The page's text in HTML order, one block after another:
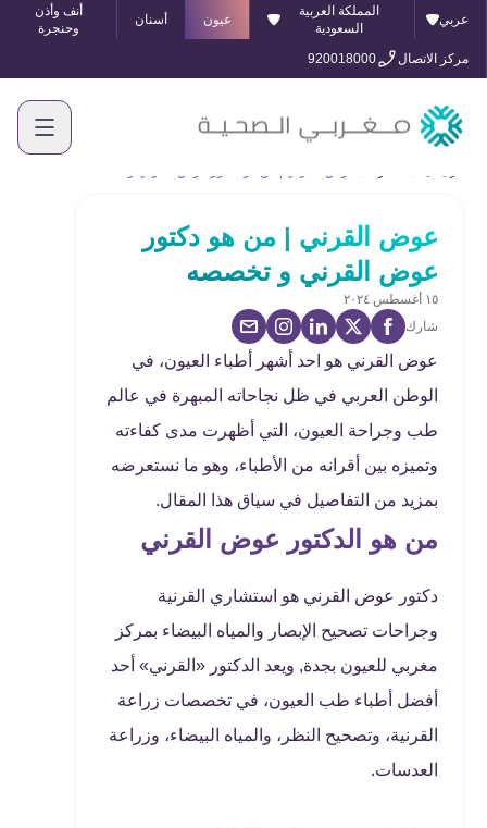
عربي
المملكة العربية
السعودية
عيون أسنان
أنف وأذن
وحنجرة
مركز الاتصال
920018000
عوض القرني | من هو دكتور
عوض القرني و تخصصه
١٥ أغسطس ٢٠٢٤
شارك
عوض القرني هو احد أشهر أطباء العيون، في
الوطن العربي في ظل نجاحاته المبهرة في عالم
طب وجراحة العيون، التي أظهرت مدى كفاءته
وتميزه بين أقرانه من الأطباء، وهو ما نستعرضه
بمزيد من التفاصيل في سياق هذا المقال.
من هو الدكتور عوض القرني
دكتور عوض القرني هو استشاري القرنية
وجراحات تصحيح الإبصار والمياه البيضاء بمركز
مغربي للعيون بجدة, ويعد الدكتور «القرني» أحد
أفضل أطباء طب العيون، في تخصصات زراعة
القرنية، وتصحيح النظر، والمياه البيضاء، وزراعة
العدسات.